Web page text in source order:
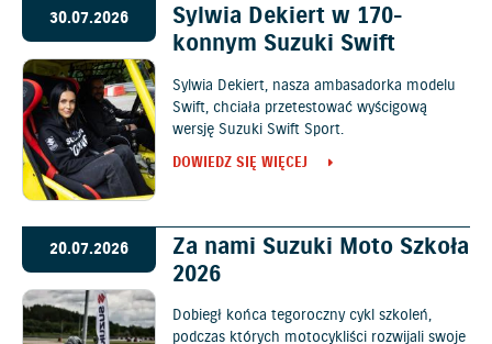
30.07.2026
Sylwia Dekiert w 170-
konnym Suzuki Swift
Sylwia Dekiert, nasza ambasadorka modelu
Swift, chciała przetestować wyścigową
wersję Suzuki Swift Sport.
DOWIEDZ SIĘ WIĘCEJ
20.07.2026
Za nami Suzuki Moto Szkoła
2026
Dobiegł końca tegoroczny cykl szkoleń,
podczas których motocykliści rozwijali swoje